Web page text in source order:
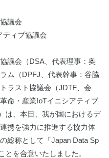
議会
ティブ協議会
議会（DSA、代表理事：奥
ム（DPFJ、代表幹事：谷脇
ラスト協議会（JDTF、会
命・産業IoTイニシアティブ
は、本日、我が国におけるデ
携を強力に推進する協力体
総称として「Japan Data Sp
とを合意いたしました。